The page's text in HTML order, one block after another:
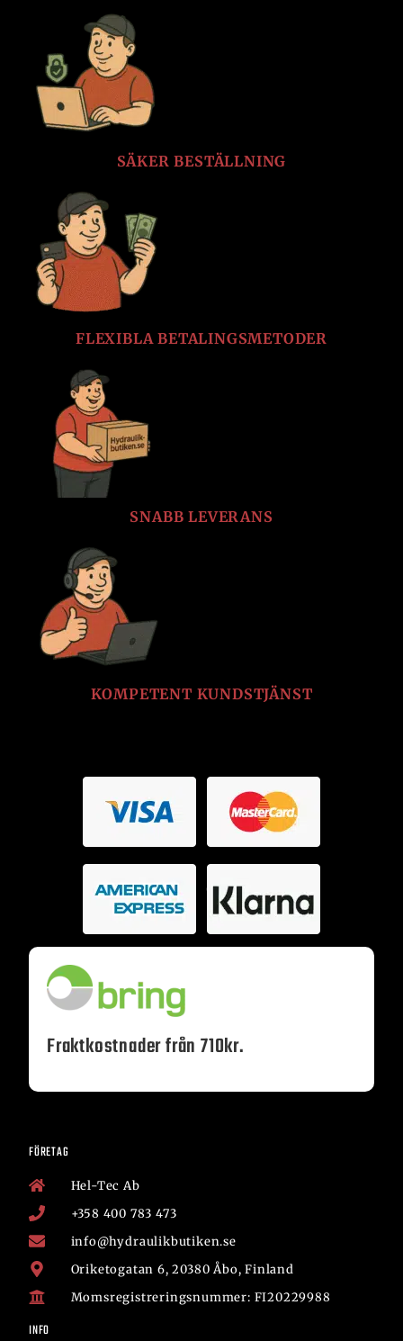
SÄKER BESTÄLLNING
FLEXIBLA BETALINGSMETODER
SNABB LEVERANS
KOMPETENT KUNDSTJÄNST
Fraktkostnader från 710kr.
FÖRETAG
Hel-Tec Ab
+358 400 783 473
info@hydraulikbutiken.se
Oriketogatan 6, 20380 Åbo, Finland
Momsregistreringsnummer: FI20229988
INFO